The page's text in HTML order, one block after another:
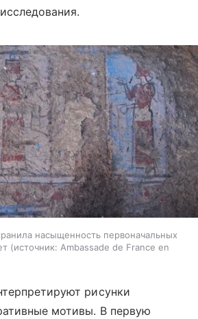
насыщенность первоначальных
источник: Ambassade de France en
рисунки
мотивы. В первую